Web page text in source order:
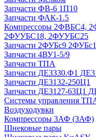
Запчасти ФВ-6 1П10
Запчасти ФАК-1.5
Компрессоры 2ФВБС4,
2ФУУБС18, 2ФУУБС25
Запчасти 2ФУБс9
Запчасти 4ВУ1-5/9
Запчасти ТПА
Запчасти ДЕ3330.Ф1
Запчасти ДЕ3132-250Ц1
Запчасти ДЕ3127-63Ц1
Системы управления
Воздуходувки
Компрессоры 3АФ (ЗАФ)
Шнековые пары